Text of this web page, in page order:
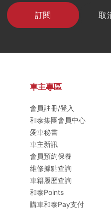
訂閱 取
車主專區
會員註冊/登入
和泰集團會員中心
愛車秘書
車主新訊
會員預約保養
維修據點查詢
車籍履歷查詢
和泰Points
購車和泰Pay支付